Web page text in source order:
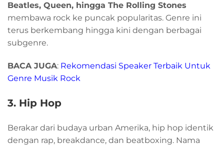
Beatles, Queen, hingga The Rolling Stones
membawa rock ke puncak popularitas. Genre ini
terus berkembang hingga kini dengan berbagai
subgenre.
BACA JUGA: Rekomendasi Speaker Terbaik Untuk
Genre Musik Rock
3. Hip Hop
Berakar dari budaya urban Amerika, hip hop identik
dengan rap, breakdance, dan beatboxing. Nama